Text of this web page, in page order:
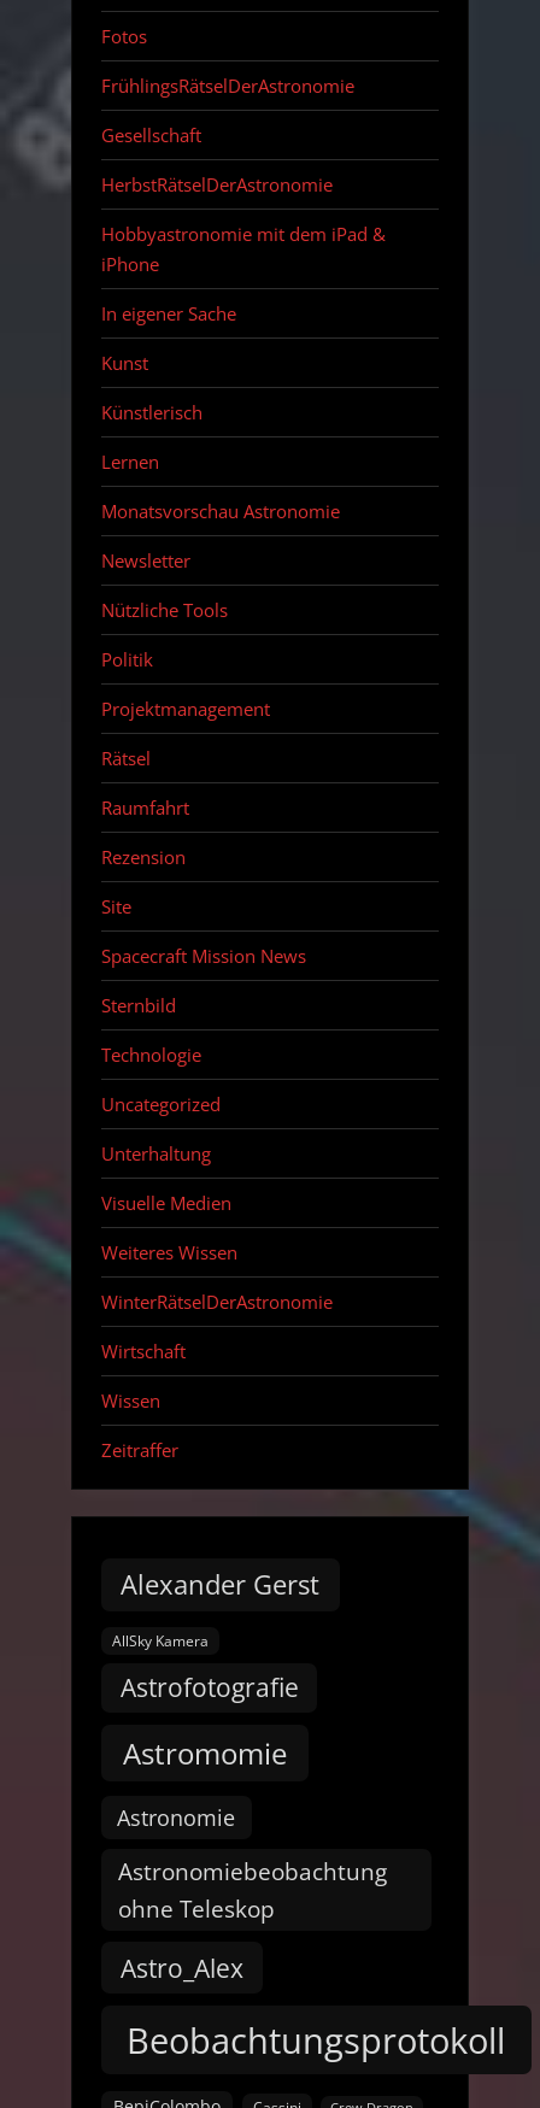
Fotos
FrühlingsRätselDerAstronomie
Gesellschaft
HerbstRätselDerAstronomie
Hobbyastronomie mit dem iPad &
iPhone
In eigener Sache
Kunst
Künstlerisch
Lernen
Monatsvorschau Astronomie
Newsletter
Nützliche Tools
Politik
Projektmanagement
Rätsel
Raumfahrt
Rezension
Site
Spacecraft Mission News
Sternbild
Technologie
Uncategorized
Unterhaltung
Visuelle Medien
Weiteres Wissen
WinterRätselDerAstronomie
Wirtschaft
Wissen
Zeitraffer
Alexander Gerst
AllSky Kamera
Astrofotografie
Astromomie
Astronomie
Astronomiebeobachtung
ohne Teleskop
Astro_Alex
Beobachtungsprotokoll